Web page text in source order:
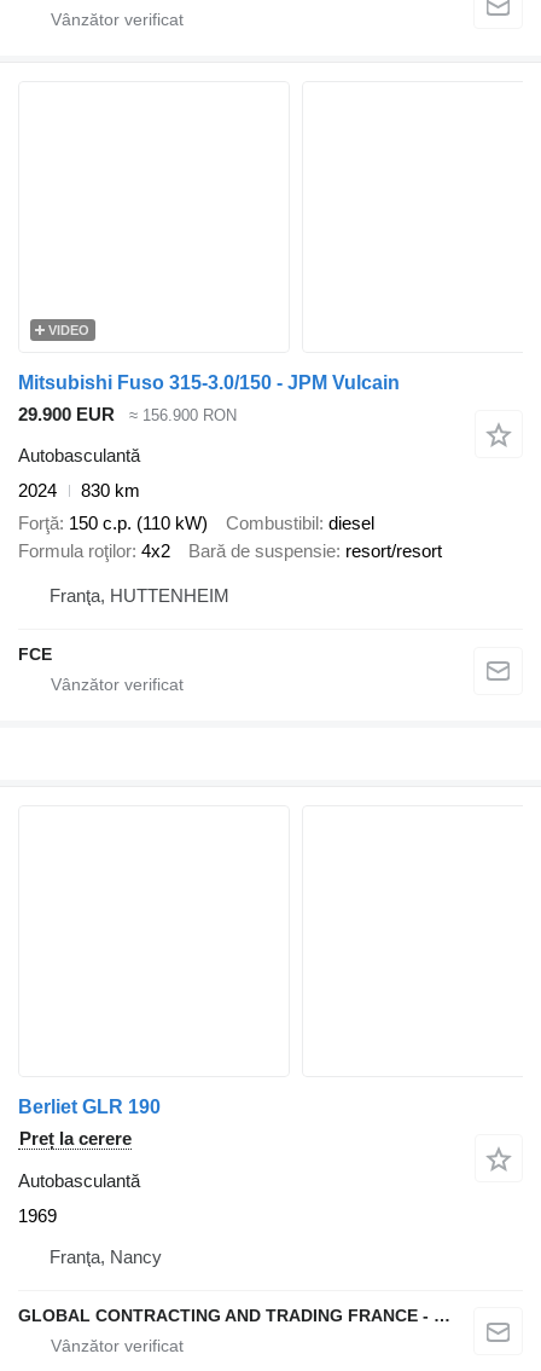
VIDEO
Mitsubishi Fuso 315-3.0/150 - JPM Vulcain
29.900 EUR
≈ 156.900 RON
Autobasculantă
2024
830 km
Forţă 150 c.p. (110 kW) Combustibil diesel
Formula roţilor 4x2 Bară de suspensie resort/resort
Franţa, HUTTENHEIM
FCE
Berliet GLR 190
Preț la cerere
Autobasculantă
1969
Franţa, Nancy
GLOBAL CONTRACTING AND TRADING FRANCE - GCTF